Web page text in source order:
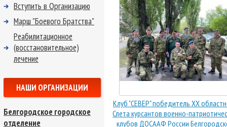
Клуб "СЕВЕР" победитель XX
Слета курсантов военно-
клубов ДОСААФ России
Вступить в Организацию
Марш "Боевого Братства"
Реабилитационное
(восстановительное)
лечение
НАШИ ОРГАНИЗАЦИИ
Белгородское городское
отделение